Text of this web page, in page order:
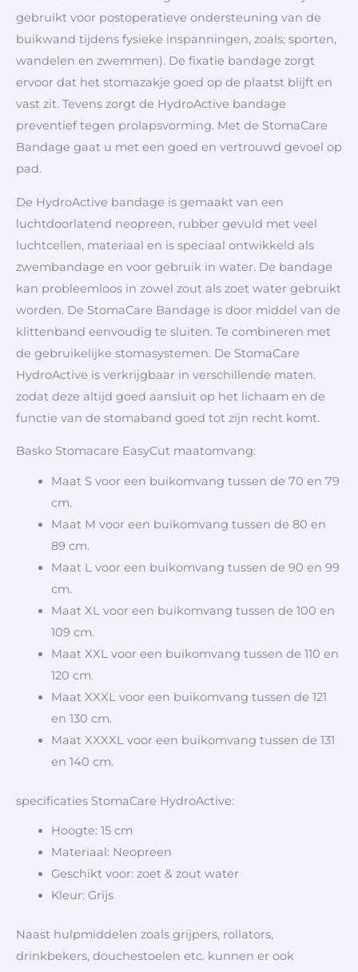
gebruikt voor postoperatieve ondersteuning van de
buikwand tijdens fysieke inspanningen, zoals; sporten,
wandelen en zwemmen). De fixatie bandage zorgt
ervoor dat het stomazakje goed op de plaatst blijft en
vast zit. Tevens zorgt de HydroActive bandage
preventief tegen prolapsvorming. Met de StomaCare
Bandage gaat u met een goed en vertrouwd gevoel op
pad.
De HydroActive bandage is gemaakt van een
luchtdoorlatend neopreen, rubber gevuld met veel
luchtcellen, materiaal en is speciaal ontwikkeld als
zwembandage en voor gebruik in water. De bandage
kan probleemloos in zowel zout als zoet water gebruikt
worden. De StomaCare Bandage is door middel van de
klittenband eenvoudig te sluiten. Te combineren met
de gebruikelijke stomasystemen. De StomaCare
HydroActive is verkrijgbaar in verschillende maten.
zodat deze altijd goed aansluit op het lichaam en de
functie van de stomaband goed tot zijn recht komt.
Basko Stomacare EasyCut maatomvang:
Maat S voor een buikomvang tussen de 70 en 79
cm.
Maat M voor een buikomvang tussen de 80 en
89 cm.
Maat L voor een buikomvang tussen de 90 en 99
cm.
Maat XL voor een buikomvang tussen de 100 en
109 cm.
Maat XXL voor een buikomvang tussen de 110 en
120 cm.
Maat XXXL voor een buikomvang tussen de 121
en 130 cm.
Maat XXXXL voor een buikomvang tussen de 131
en 140 cm.
specificaties StomaCare HydroActive:
Hoogte: 15 cm
Materiaal: Neopreen
Geschikt voor: zoet & zout water
Kleur: Grijs
Naast hulpmiddelen zoals grijpers, rollators,
drinkbekers, douchestoelen etc. kunnen er ook